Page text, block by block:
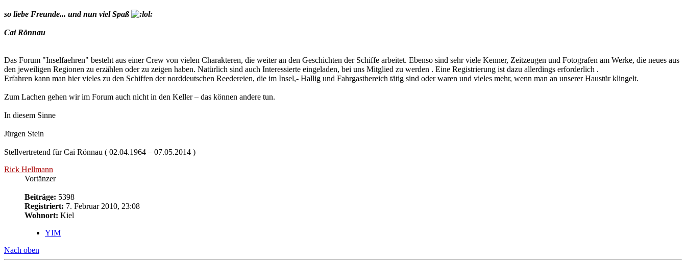
so liebe Freunde... und nun viel Spaß
Cai Rönnau
Das Forum "Inselfaehren" besteht aus einer Crew von vielen Charakteren, die weiter an den Geschichten der Schiffe arbeitet. Ebenso sind sehr viele Kenner, Zeitzeugen und Fotografen am Werke, die neues aus
den jeweiligen Regionen zu erzählen oder zu zeigen haben. Natürlich sind auch Interessierte eingeladen, bei uns Mitglied zu werden . Eine Registrierung ist dazu allerdings erforderlich .
Erfahren kann man hier vieles zu den Schiffen der norddeutschen Reedereien, die im Insel,- Hallig und Fahrgastbereich tätig sind oder waren und vieles mehr, wenn man an unserer Haustür klingelt.
Zum Lachen gehen wir im Forum auch nicht in den Keller – das können andere tun.
In diesem Sinne
Jürgen Stein
Stellvertretend für Cai Rönnau ( 02.04.1964 – 07.05.2014 )
Rick Hellmann
Vortänzer
Beiträge: 5398
Registriert: 7. Februar 2010, 23:08
Wohnort: Kiel
YIM
Nach oben